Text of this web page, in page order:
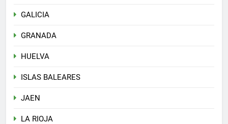
GALICIA
GRANADA
HUELVA
ISLAS BALEARES
JAEN
LA RIOJA